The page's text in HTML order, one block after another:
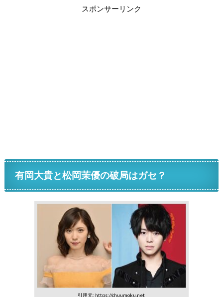
スポンサーリンク
有岡大貴と松岡茉優の破局はガセ？
引用元: https://chuumoku.net